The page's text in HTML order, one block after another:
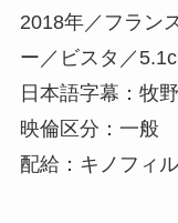
2018年／フラン
ー／ビスタ／
日本語字幕：牧
映倫区分：一般
配給：キノフィ